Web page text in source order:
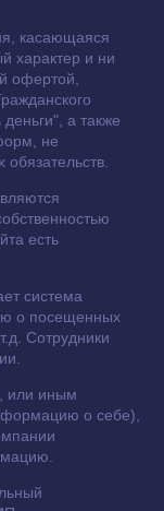
касающаяся
характер и ни
офертой,
а также
не
есть
система
о посещенных
Сотрудники
или иным
о себе),